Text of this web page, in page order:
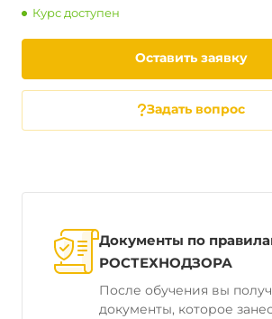
Курс доступен
Оставить заявку
Задать вопрос
Документы по
РОСТЕХНОДЗОРА
После обучения вы
документы, которое